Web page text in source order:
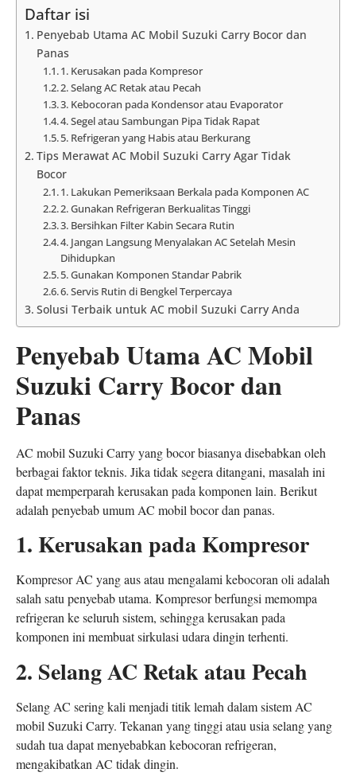
Daftar isi
Penyebab Utama AC Mobil Suzuki Carry Bocor dan
Panas
1. Kerusakan pada Kompresor
2. Selang AC Retak atau Pecah
3. Kebocoran pada Kondensor atau Evaporator
4. Segel atau Sambungan Pipa Tidak Rapat
5. Refrigeran yang Habis atau Berkurang
Tips Merawat AC Mobil Suzuki Carry Agar Tidak
Bocor
1. Lakukan Pemeriksaan Berkala pada Komponen AC
2. Gunakan Refrigeran Berkualitas Tinggi
3. Bersihkan Filter Kabin Secara Rutin
4. Jangan Langsung Menyalakan AC Setelah Mesin
Dihidupkan
5. Gunakan Komponen Standar Pabrik
6. Servis Rutin di Bengkel Terpercaya
Solusi Terbaik untuk AC mobil Suzuki Carry Anda
Penyebab Utama AC Mobil
Suzuki Carry Bocor dan
Panas
AC mobil Suzuki Carry yang bocor biasanya disebabkan oleh
berbagai faktor teknis. Jika tidak segera ditangani, masalah ini
dapat memperparah kerusakan pada komponen lain. Berikut
adalah penyebab umum AC mobil bocor dan panas.
1. Kerusakan pada Kompresor
Kompresor AC yang aus atau mengalami kebocoran oli adalah
salah satu penyebab utama. Kompresor berfungsi memompa
refrigeran ke seluruh sistem, sehingga kerusakan pada
komponen ini membuat sirkulasi udara dingin terhenti.
2. Selang AC Retak atau Pecah
Selang AC sering kali menjadi titik lemah dalam sistem AC
mobil Suzuki Carry. Tekanan yang tinggi atau usia selang yang
sudah tua dapat menyebabkan kebocoran refrigeran,
mengakibatkan AC tidak dingin.